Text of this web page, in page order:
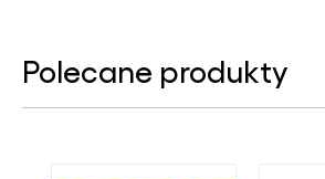
Polecane produkty